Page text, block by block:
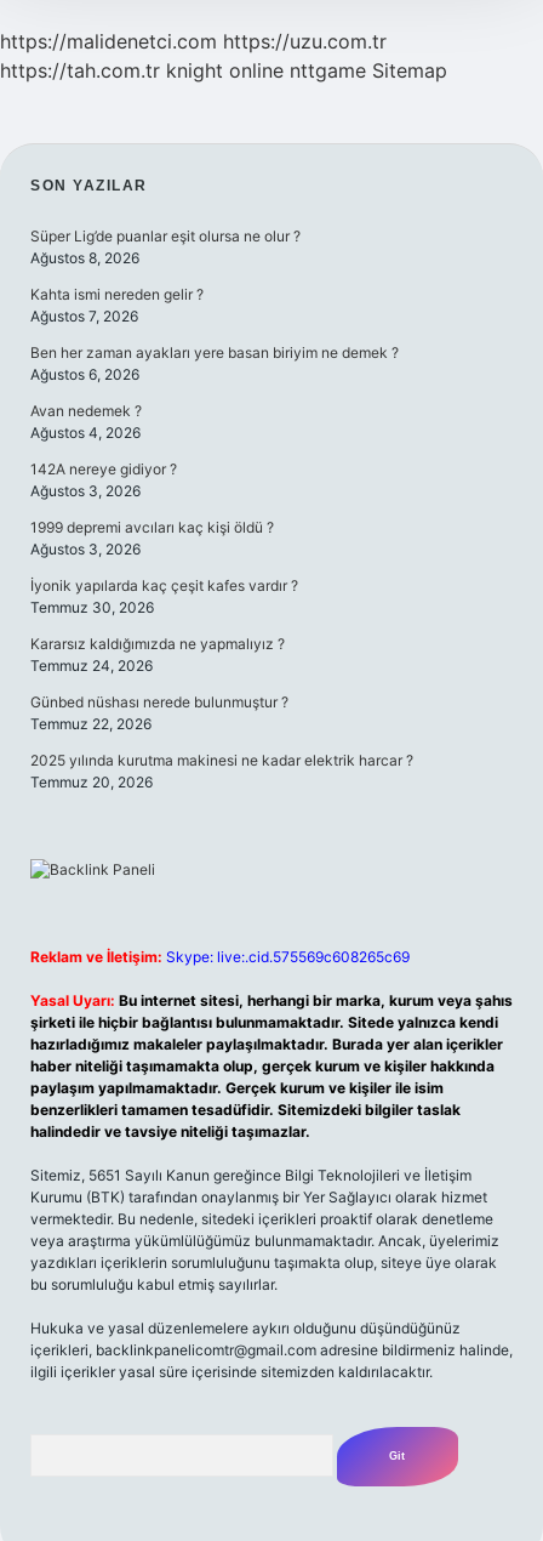
https://malidenetci.com https://uzu.com.tr
https://tah.com.tr knight online nttgame Sitemap
SIDEBAR
SON YAZILAR
Süper Lig’de puanlar eşit olursa ne olur ?
Ağustos 8, 2026
Kahta ismi nereden gelir ?
Ağustos 7, 2026
Ben her zaman ayakları yere basan biriyim ne demek ?
Ağustos 6, 2026
Avan nedemek ?
Ağustos 4, 2026
142A nereye gidiyor ?
Ağustos 3, 2026
1999 depremi avcıları kaç kişi öldü ?
Ağustos 3, 2026
İyonik yapılarda kaç çeşit kafes vardır ?
Temmuz 30, 2026
Kararsız kaldığımızda ne yapmalıyız ?
Temmuz 24, 2026
Günbed nüshası nerede bulunmuştur ?
Temmuz 22, 2026
2025 yılında kurutma makinesi ne kadar elektrik harcar ?
Temmuz 20, 2026
Reklam ve İletişim: Skype: live:.cid.575569c608265c69
Yasal Uyarı: Bu internet sitesi, herhangi bir marka, kurum veya şahıs
şirketi ile hiçbir bağlantısı bulunmamaktadır. Sitede yalnızca kendi
hazırladığımız makaleler paylaşılmaktadır. Burada yer alan içerikler
haber niteliği taşımamakta olup, gerçek kurum ve kişiler hakkında
paylaşım yapılmamaktadır. Gerçek kurum ve kişiler ile isim
benzerlikleri tamamen tesadüfidir. Sitemizdeki bilgiler taslak
halindedir ve tavsiye niteliği taşımazlar.
Sitemiz, 5651 Sayılı Kanun gereğince Bilgi Teknolojileri ve İletişim
Kurumu (BTK) tarafından onaylanmış bir Yer Sağlayıcı olarak hizmet
vermektedir. Bu nedenle, sitedeki içerikleri proaktif olarak denetleme
veya araştırma yükümlülüğümüz bulunmamaktadır. Ancak, üyelerimiz
yazdıkları içeriklerin sorumluluğunu taşımakta olup, siteye üye olarak
bu sorumluluğu kabul etmiş sayılırlar.
Hukuka ve yasal düzenlemelere aykırı olduğunu düşündüğünüz
içerikleri, backlinkpanelicomtr@gmail.com adresine bildirmeniz halinde,
ilgili içerikler yasal süre içerisinde sitemizden kaldırılacaktır.